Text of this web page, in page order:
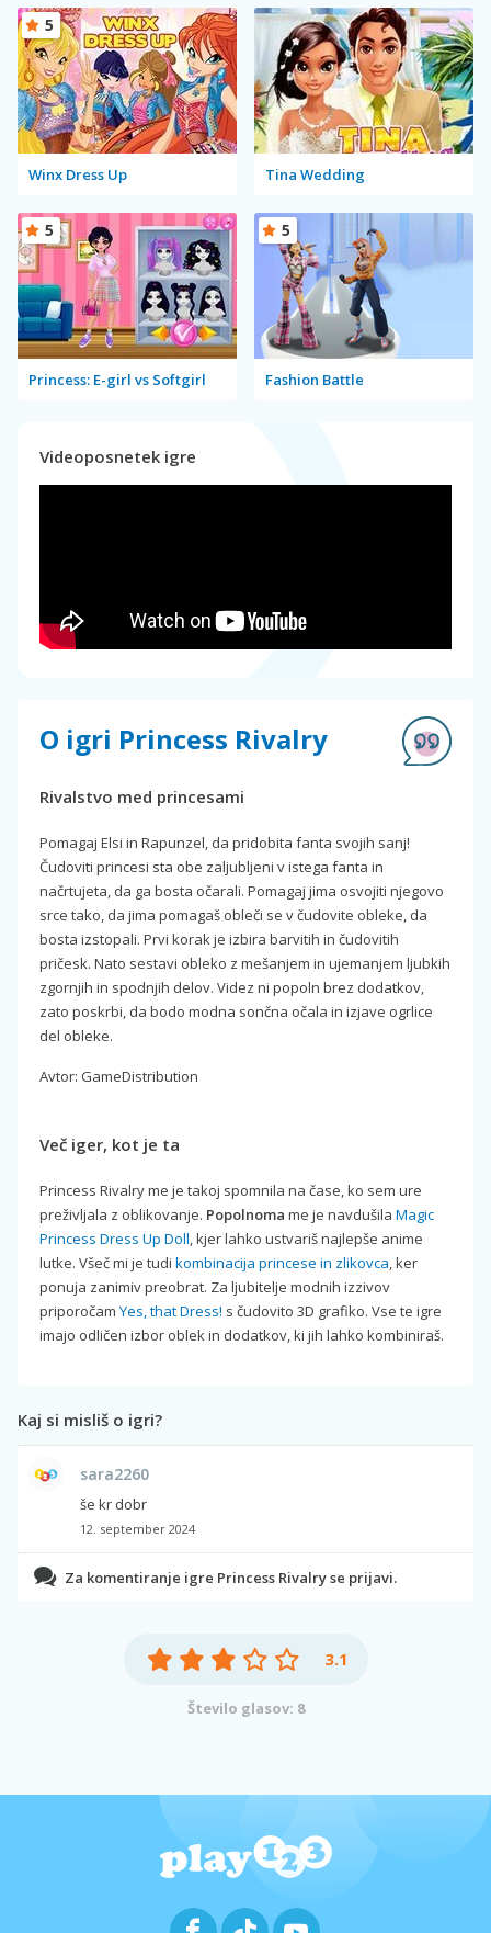
Winx Dress Up
5
Tina Wedding
Princess: E-girl vs Softgirl
5
Fashion Battle
5
Videoposnetek igre
O igri Princess Rivalry
Rivalstvo med princesami
Pomagaj Elsi in Rapunzel, da pridobita fanta svojih sanj!
Čudoviti princesi sta obe zaljubljeni v istega fanta in
načrtujeta, da ga bosta očarali. Pomagaj jima osvojiti njegovo
srce tako, da jima pomagaš obleči se v čudovite obleke, da
bosta izstopali. Prvi korak je izbira barvitih in čudovitih
pričesk. Nato sestavi obleko z mešanjem in ujemanjem ljubkih
zgornjih in spodnjih delov. Videz ni popoln brez dodatkov,
zato poskrbi, da bodo modna sončna očala in izjave ogrlice
del obleke.
Avtor: GameDistribution
Več iger, kot je ta
Princess Rivalry me je takoj spomnila na čase, ko sem ure
preživljala z oblikovanje. Popolnoma me je navdušila Magic
Princess Dress Up Doll, kjer lahko ustvariš najlepše anime
lutke. Všeč mi je tudi kombinacija princese in zlikovca, ker
ponuja zanimiv preobrat. Za ljubitelje modnih izzivov
priporočam Yes, that Dress! s čudovito 3D grafiko. Vse te igre
imajo odličen izbor oblek in dodatkov, ki jih lahko kombiniraš.
Kaj si misliš o igri?
sara2260
še kr dobr
12. september 2024
Za komentiranje igre Princess Rivalry se prijavi.
3.1
Število glasov: 8